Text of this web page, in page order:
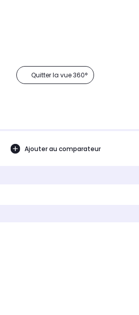
Quitter la vue 360°
Ajouter au comparateur